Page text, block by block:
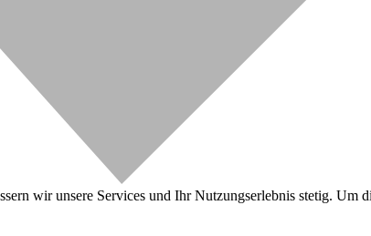
wir unsere Services und Ihr Nutzungserlebnis stetig. Um